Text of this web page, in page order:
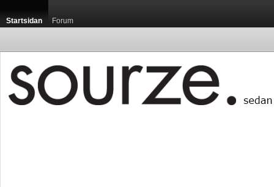
Startsidan Forum